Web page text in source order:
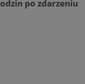
po zdarzeniu